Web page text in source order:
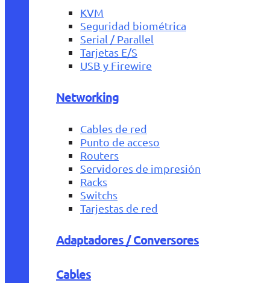
KVM
Seguridad biométrica
Serial / Parallel
Tarjetas E/S
USB y Firewire
Networking
Cables de red
Punto de acceso
Routers
Servidores de impresión
Racks
Switchs
Tarjestas de red
Adaptadores / Conversores
Cables